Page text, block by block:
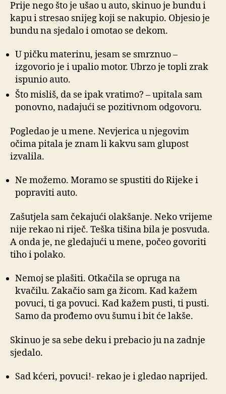
Prije nego što je ušao u auto, skinuo je bundu i
kapu i stresao snijeg koji se nakupio. Objesio je
bundu na sjedalo i omotao se dekom.
U pičku materinu, jesam se smrznuo –
izgovorio je i upalio motor. Ubrzo je topli zrak
ispunio auto.
Što misliš, da se ipak vratimo? – upitala sam
ponovno, nadajući se pozitivnom odgovoru.
Pogledao je u mene. Nevjerica u njegovim
očima pitala je znam li kakvu sam glupost
izvalila.
Ne možemo. Moramo se spustiti do Rijeke i
popraviti auto.
Zašutjela sam čekajući olakšanje. Neko vrijeme
nije rekao ni riječ. Teška tišina bila je posvuda.
A onda je, ne gledajući u mene, počeo govoriti
tiho i polako.
Nemoj se plašiti. Otkačila se opruga na
kvačilu. Zakačio sam ga žicom. Kad kažem
povuci, ti ga povuci. Kad kažem pusti, ti pusti.
Samo da prođemo ovu šumu i bit će lakše.
Skinuo je sa sebe deku i prebacio ju na zadnje
sjedalo.
Sad kćeri, povuci!- rekao je i gledao naprijed.